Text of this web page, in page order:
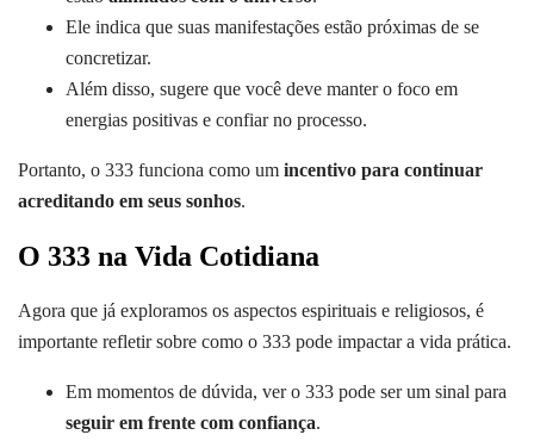
Ele indica que suas manifestações estão próximas de se
concretizar.
Além disso, sugere que você deve manter o foco em
energias positivas e confiar no processo.
Portanto, o 333 funciona como um incentivo para continuar
acreditando em seus sonhos.
O 333 na Vida Cotidiana
Agora que já exploramos os aspectos espirituais e religiosos, é
importante refletir sobre como o 333 pode impactar a vida prática.
Em momentos de dúvida, ver o 333 pode ser um sinal para
seguir em frente com confiança.